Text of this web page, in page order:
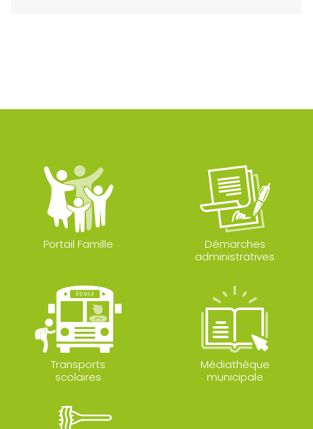
Portail Famille
Démarches
administratives
Transports
scolaires
Médiathèque
municipale